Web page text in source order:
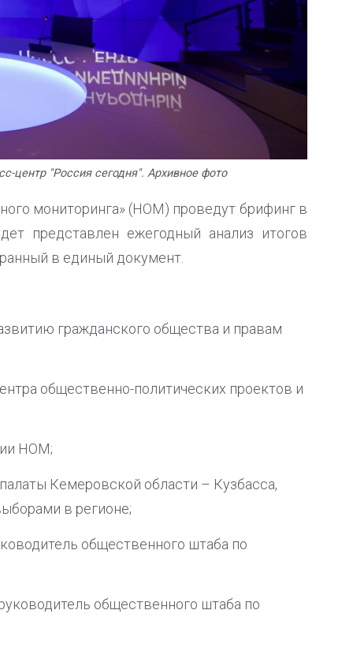
"Россия сегодня". Архивное фото
мониторинга» (НОМ) проведут брифинг в
представлен ежегодный анализ итогов
в единый документ.
гражданского общества и правам
общественно-политических проектов и
НОМ;
Кемеровской области – Кузбасса,
в регионе;
общественного штаба по
общественного штаба по